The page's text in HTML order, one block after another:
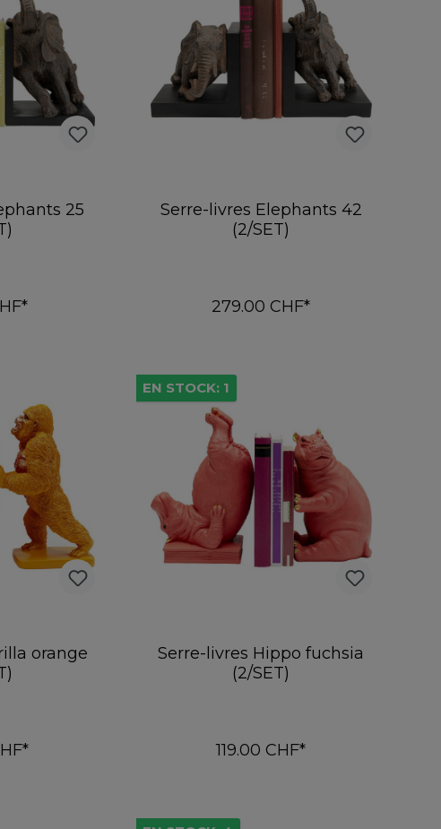
25
Serre-livres Elephants 42
(2/SET)
279.00 CHF*
orange
EN STOCK: 1
Serre-livres Hippo fuchsia
(2/SET)
119.00 CHF*